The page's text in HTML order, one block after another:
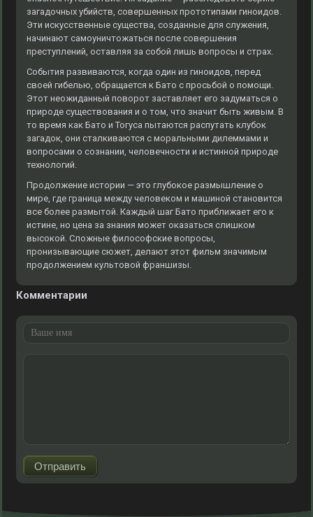
загадочных убийств, совершенных прототипами гиноидов.
Эти искусственные существа, созданные для служения,
начинают самоуничтожаться после совершения
преступлений, оставляя за собой лишь вопросы и страх.
События развиваются, когда один из гиноидов, перед
своей гибелью, обращается к Бато с просьбой о помощи.
Этот неожиданный поворот заставляет его задуматься о
природе существования и о том, что значит быть живым. В
то время как Бато и Тогуса пытаются распутать клубок
загадок, они сталкиваются с моральными дилеммами и
вопросами о сознании, человечности и истинной природе
технологий.
Продолжение истории — это глубокое размышление о
мире, где граница между человеком и машиной становится
все более размытой. Каждый шаг Бато приближает его к
истине, но цена за знания может оказаться слишком
высокой. Сложные философские вопросы,
пронизывающие сюжет, делают этот фильм значимым
продолжением культовой франшизы.
Комментарии